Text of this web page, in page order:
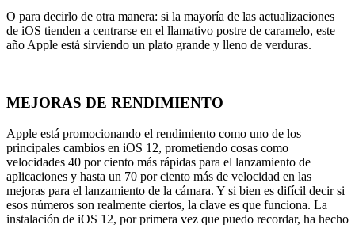
O para decirlo de otra manera: si la mayoría de las actualizaciones
de iOS tienden a centrarse en el llamativo postre de caramelo, este
año Apple está sirviendo un plato grande y lleno de verduras.
MEJORAS DE RENDIMIENTO
Apple está promocionando el rendimiento como uno de los
principales cambios en iOS 12, prometiendo cosas como
velocidades 40 por ciento más rápidas para el lanzamiento de
aplicaciones y hasta un 70 por ciento más de velocidad en las
mejoras para el lanzamiento de la cámara. Y si bien es difícil decir si
esos números son realmente ciertos, la clave es que funciona. La
instalación de iOS 12, por primera vez que puedo recordar, ha hecho